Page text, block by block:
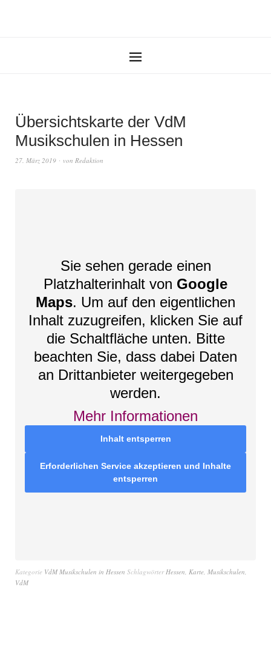
Übersichtskarte der VdM
Musikschulen in Hessen
27. März 2019 von Redaktion
Sie sehen gerade einen
Platzhalterinhalt von Google
Maps. Um auf den eigentlichen
Inhalt zuzugreifen, klicken Sie auf
die Schaltfläche unten. Bitte
beachten Sie, dass dabei Daten
an Drittanbieter weitergegeben
werden.
Mehr Informationen
Inhalt entsperren
Erforderlichen Service akzeptieren und Inhalte
entsperren
Kategorie VdM Musikschulen in Hessen SchlagwörterHessen, Karte, Musikschulen,
VdM